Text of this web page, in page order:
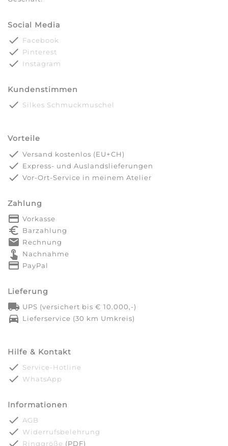
Social Media
done Facebook
done Pinterest
done Instagram
Kundenstimmen
done Silkes Schmuckmuschel
Vorteile
done Versand kostenlos (EU+CH)
done Express- und Auslandslieferungen
done Vor-Ort-Service in meinem Atelier
Zahlung
payment Vorkasse
euro_symbol Barzahlung
markunread Rechnung
touch_app Nachnahme
credit_card PayPal
Lieferung
local_shipping UPS (versichert bis € 10.000,-)
directions_car Lieferservice (30 km Umkreis)
Hilfe & Kontakt
done Service-Hotline
done WhatsApp
Informationen
done AGB
done Widerrufsbelehrung
Ringgröße (PDF)